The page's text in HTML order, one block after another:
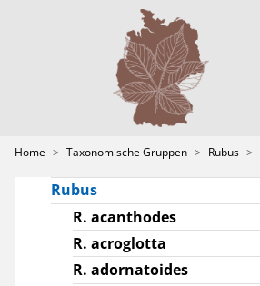
Home Taxonomische Gruppen Rubus
Hieracium
Ranunculus sect.
Rubus
R. acanthodes
R. acroglotta
R. adornatoides